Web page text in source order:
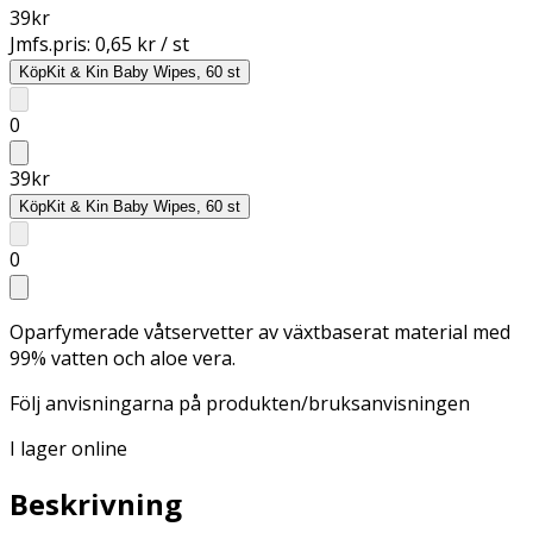
39kr
Jmfs.pris: 0,65 kr / st
KöpKit & Kin Baby Wipes, 60 st
0
39kr
KöpKit & Kin Baby Wipes, 60 st
0
Oparfymerade våtservetter av växtbaserat material med
99% vatten och aloe vera.
Följ anvisningarna på produkten/bruksanvisningen
I lager online
Beskrivning